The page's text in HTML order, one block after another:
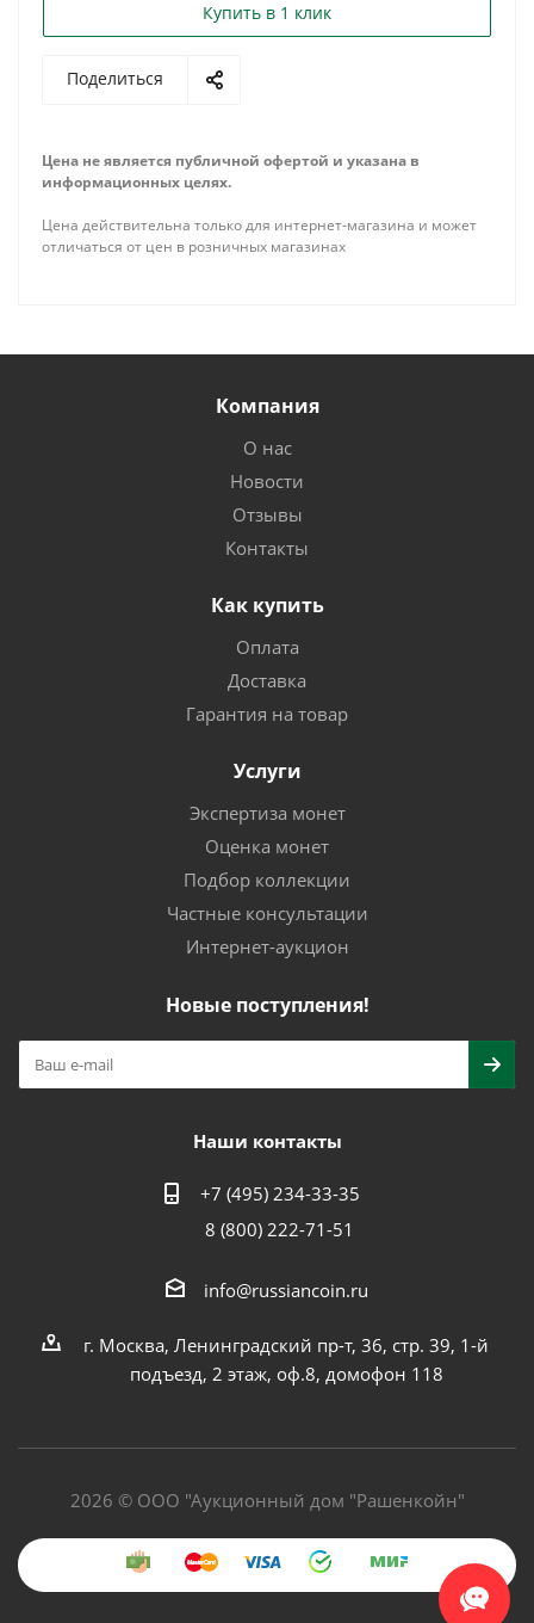
Купить в 1 клик
Поделиться
Цена не является публичной офертой и указана в
информационных целях.
Цена действительна только для интернет-магазина и может
отличаться от цен в розничных магазинах
Компания
О нас
Новости
Отзывы
Контакты
Как купить
Оплата
Доставка
Гарантия на товар
Услуги
Экспертиза монет
Оценка монет
Подбор коллекции
Частные консультации
Интернет-аукцион
Новые поступления!
Наши контакты
+7 (495) 234-33-35
8 (800) 222-71-51
info@russiancoin.ru
г. Москва, Ленинградский пр-т, 36, стр. 39, 1-й
подъезд, 2 этаж, оф.8, домофон 118
2026 © ООО "Аукционный дом "Рашенкойн"